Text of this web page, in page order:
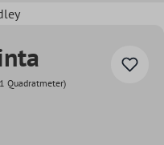
Quadratmeter)